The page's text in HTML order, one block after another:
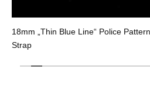
18mm „Thin Blue Line“ Police
Strap